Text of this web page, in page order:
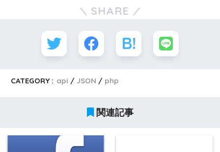
SHARE
CATEGORY : api JSON php
関連記事